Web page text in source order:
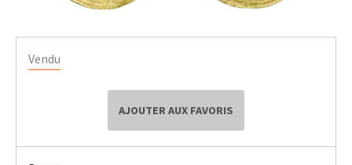
Vendu
AJOUTER AUX FAVORIS